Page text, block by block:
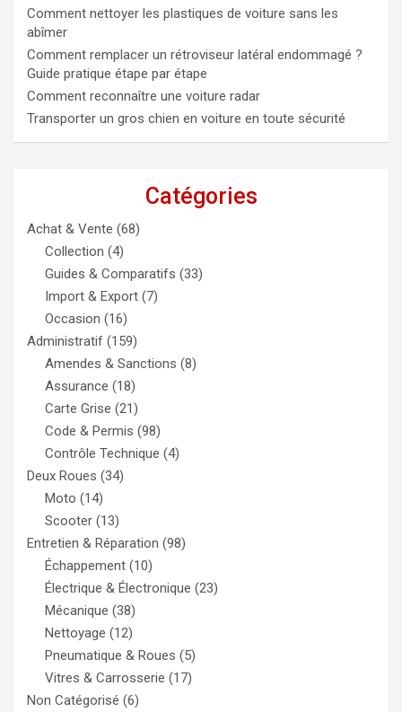
Comment nettoyer les plastiques de voiture sans les
abîmer
Comment remplacer un rétroviseur latéral endommagé ?
Guide pratique étape par étape
Comment reconnaître une voiture radar
Transporter un gros chien en voiture en toute sécurité
Catégories
Achat & Vente (68)
Collection (4)
Guides & Comparatifs (33)
Import & Export (7)
Occasion (16)
Administratif (159)
Amendes & Sanctions (8)
Assurance (18)
Carte Grise (21)
Code & Permis (98)
Contrôle Technique (4)
Deux Roues (34)
Moto (14)
Scooter (13)
Entretien & Réparation (98)
Échappement (10)
Électrique & Électronique (23)
Mécanique (38)
Nettoyage (12)
Pneumatique & Roues (5)
Vitres & Carrosserie (17)
Non Catégorisé (6)